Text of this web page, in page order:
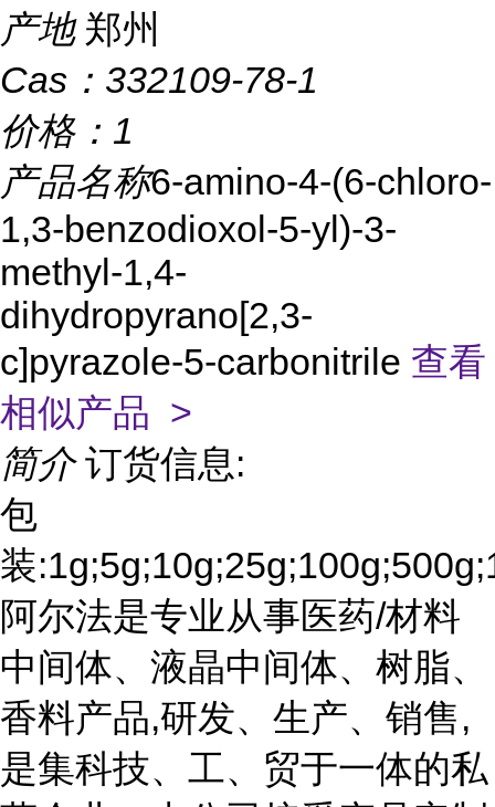
产地 郑州
Cas： 332109-78-1
价格： 1
产品名称6-amino-4-(6-chloro-
1,3-benzodioxol-5-yl)-3-
methyl-1,4-
dihydropyrano[2,3-
c]pyrazole-5-carbonitrile 查看
相似产品 >
简介 订货信息:
包
装
阿尔法是专业从事医药/材料
中间体、液晶中间体、树脂、
香料产品,研发、生产、销售,
是集科技、工、贸于一体的私